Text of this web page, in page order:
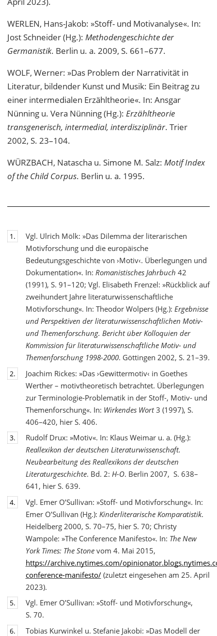
WERLEN, Hans-Jakob: »Stoff- und Motivanalyse«. In:
Jost Schneider (Hg.): Methodengeschichte der
Germanistik. Berlin u. a. 2009, S. 661–677.
WOLF, Werner: »Das Problem der Narrativität in
Literatur, bildender Kunst und Musik: Ein Beitrag zu
einer intermedialen Erzähltheorie«. In: Ansgar
Nünning u. Vera Nünning (Hg.): Erzähltheorie
transgenerisch, intermedial, interdisziplinär. Trier
2002, S. 23–104.
WÜRZBACH, Natascha u. Simone M. Salz: Motif Index
of the Child Corpus. Berlin u. a. 1995.
1.
Vgl. Ulrich Mölk: »Das Dilemma der literarischen
Motivforschung und die europäische
Bedeutungsgeschichte von ›Motiv‹. Überlegungen und
Dokumentation«. In: Romanistisches Jahrbuch 42
(1991), S. 91–120; Vgl. Elisabeth Frenzel: »Rückblick auf
zweihundert Jahre literaturwissenschaftliche
Motivforschung«. In: Theodor Wolpers (Hg.): Ergebnisse
und Perspektiven der literaturwissenschaftlichen Motiv-
und Themenforschung. Bericht über Kolloquien der
Kommission für literaturwissenschaftliche Motiv- und
Themenforschung 1998-2000. Göttingen 2002, S. 21–39.
2.
Joachim Rickes: »Das ›Gewittermotiv‹ in Goethes
Werther – motivtheoretisch betrachtet. Überlegungen
zur Terminologie-Problematik in der Stoff-, Motiv- und
Themenforschung«. In: Wirkendes Wort3 (1997), S.
406–420, hier S. 406.
3.
Rudolf Drux: »Motiv«. In: Klaus Weimar u. a. (Hg.):
Reallexikon der deutschen Literaturwissenschaft.
Neubearbeitung des Reallexikons der deutschen
Literaturgeschichte. Bd. 2: H-O. Berlin 2007, S. 638–
641, hier S. 639.
4.
Vgl. Emer O’Sullivan: »Stoff- und Motivforschung«. In:
Emer O’Sullivan (Hg.): Kinderliterarische Komparatistik.
Heidelberg 2000, S. 70–75, hier S. 70; Christy
Wampole: »The Conference Manifesto«. In: The New
York Times: The Stonevom 4. Mai 2015,
https://archive.nytimes.com/
conference-manifesto/(zuletzt eingesehen am 25. April
2023).
5.
Vgl. Emer O’Sullivan: »Stoff- und Motivforschung«,
S. 70.
6.
Tobias Kurwinkel u. Stefanie Jakobi: »Das Modell der